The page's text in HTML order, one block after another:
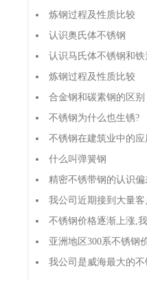
炼钢过程及性质比较
认识奥氏体不锈钢
认识马氏体不锈钢和铁
炼钢过程及性质比较
合金钢和碳素钢的区别
不锈钢为什么也生锈?
不锈钢在建筑业中的应
什么叫弹簧钢
精密不锈带钢的认识偏
我公司近期接到大量
不锈钢价格逐渐上涨,
亚洲地区300系不锈钢
我公司是威海最大的